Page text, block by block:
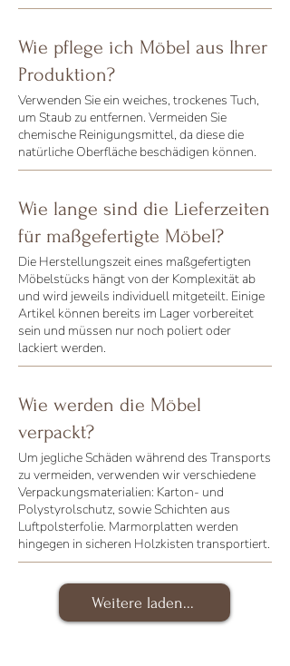
Wie pflege ich Möbel aus Ihrer
Produktion?
Verwenden Sie ein weiches, trockenes Tuch,
um Staub zu entfernen. Vermeiden Sie
chemische Reinigungsmittel, da diese die
natürliche Oberfläche beschädigen können.
Wie lange sind die Lieferzeiten
für maßgefertigte Möbel?
Die Herstellungszeit eines maßgefertigten
Möbelstücks hängt von der Komplexität ab
und wird jeweils individuell mitgeteilt. Einige
Artikel können bereits im Lager vorbereitet
sein und müssen nur noch poliert oder
lackiert werden.
Wie werden die Möbel
verpackt?
Um jegliche Schäden während des Transports
zu vermeiden, verwenden wir verschiedene
Verpackungsmaterialien: Karton- und
Polystyrolschutz, sowie Schichten aus
Luftpolsterfolie. Marmorplatten werden
hingegen in sicheren Holzkisten transportiert.
Weitere laden...